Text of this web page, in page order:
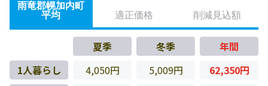
雨竜郡幌加内町
平均
適正価格 削減見込額
夏季 冬季
年間
1人暮らし
4,050円 5,009円
62,350円